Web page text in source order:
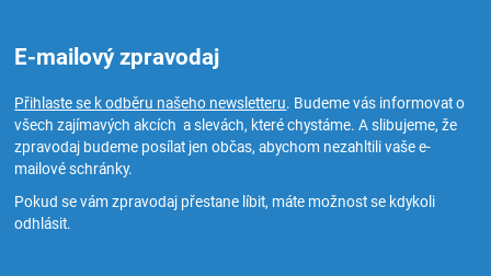
E-mailový zpravodaj
Přihlaste se k odběru našeho newsletteru. Budeme vás informovat o
všech zajímavých akcích a slevách, které chystáme. A slibujeme, že
zpravodaj budeme posílat jen občas, abychom nezahltili vaše e-
mailové schránky.
Pokud se vám zpravodaj přestane líbit, máte možnost se kdykoli
odhlásit.